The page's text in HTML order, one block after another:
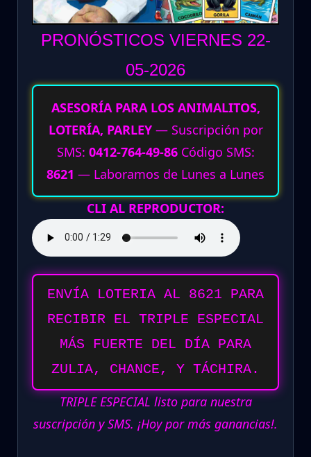
PRONÓSTICOS VIERNES 22-
05-2026
ASESORÍA PARA LOS ANIMALITOS,
LOTERÍA, PARLEY— Suscripción por
SMS: 0412-764-49-86 Código SMS:
8621 — Laboramos de Lunes a Lunes
CLI AL REPRODUCTOR:
ENVÍA LOTERIA AL 8621 PARA
RECIBIR EL TRIPLE ESPECIAL
MÁS FUERTE DEL DÍA PARA
ZULIA, CHANCE, Y TÁCHIRA.
TRIPLE ESPECIAL listo para nuestra
suscripción y SMS. ¡Hoy por más ganancias!.